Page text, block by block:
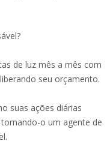
de luz mês a mês com
seu orçamento.
suas ações diárias
o um agente de